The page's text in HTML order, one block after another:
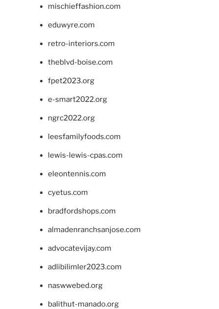
mischieffashion.com
eduwyre.com
retro-interiors.com
theblvd-boise.com
fpet2023.org
e-smart2022.org
ngrc2022.org
leesfamilyfoods.com
lewis-lewis-cpas.com
eleontennis.com
cyetus.com
bradfordshops.com
almadenranchsanjose.com
advocatevijay.com
adlibilimler2023.com
naswwebed.org
balithut-manado.org